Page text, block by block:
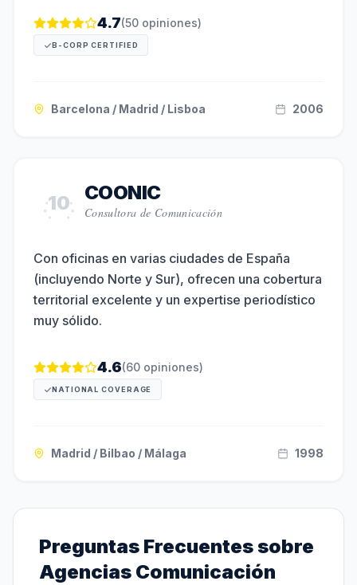
4.7(50 opiniones)
B-CORP CERTIFIED
Barcelona / Madrid / Lisboa 2006
10 COONIC
Consultora de Comunicación
Con oficinas en varias ciudades de España
(incluyendo Norte y Sur), ofrecen una cobertura
territorial excelente y un expertise periodístico
muy sólido.
4.6(60 opiniones)
NATIONAL COVERAGE
Madrid / Bilbao / Málaga 1998
Preguntas Frecuentes sobre
Agencias Comunicación